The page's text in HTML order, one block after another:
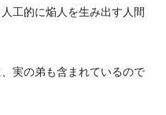
工的に焔人を生み出す人間
実の弟も含まれているので